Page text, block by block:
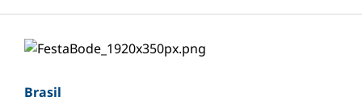
Brasil